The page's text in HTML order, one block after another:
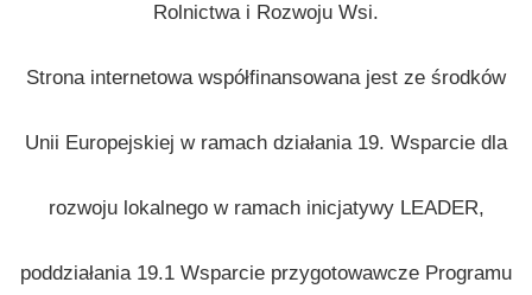
Rolnictwa i Rozwoju Wsi.
Strona internetowa współfinansowana jest ze środków
Unii Europejskiej w ramach działania 19. Wsparcie dla
rozwoju lokalnego w ramach inicjatywy LEADER,
poddziałania 19.1 Wsparcie przygotowawcze Programu